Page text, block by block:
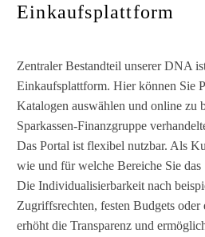
Einkaufsplattform
Zentraler Bestandteil unserer DNA
Einkaufsplattform. Hier können Sie
Katalogen auswählen und online zu
Sparkassen-Finanzgruppe
Das Portal ist flexibel nutzbar. Als
wie und für welche Bereiche Sie das
Die Individualisierbarkeit nach
Zugriffsrechten, festen Budgets oder
erhöht die Transparenz und